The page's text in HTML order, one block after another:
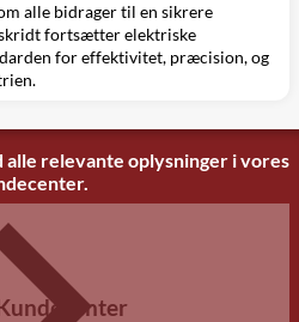
alle bidrager til en sikrere
fortsætter elektriske
for effektivitet, præcision, og
relevante oplysninger i vores